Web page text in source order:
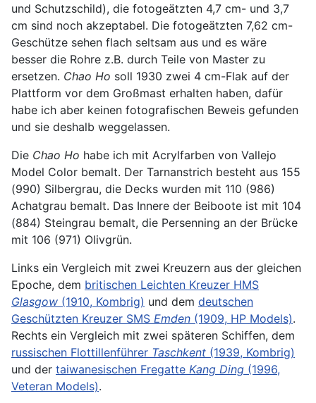
und Schutzschild), die fotogeätzten 4,7 cm- und 3,7
cm sind noch akzeptabel. Die fotogeätzten 7,62 cm-
Geschütze sehen flach seltsam aus und es wäre
besser die Rohre z.B. durch Teile von Master zu
ersetzen. Chao Ho soll 1930 zwei 4 cm-Flak auf der
Plattform vor dem Großmast erhalten haben, dafür
habe ich aber keinen fotografischen Beweis gefunden
und sie deshalb weggelassen.
Die Chao Ho habe ich mit Acrylfarben von Vallejo
Model Color bemalt. Der Tarnanstrich besteht aus 155
(990) Silbergrau, die Decks wurden mit 110 (986)
Achatgrau bemalt. Das Innere der Beiboote ist mit 104
(884) Steingrau bemalt, die Persenning an der Brücke
mit 106 (971) Olivgrün.
Links ein Vergleich mit zwei Kreuzern aus der gleichen
Epoche, dem britischen Leichten Kreuzer HMS
Glasgow (1910, Kombrig) und dem deutschen
Geschützten Kreuzer SMS Emden (1909, HP Models).
Rechts ein Vergleich mit zwei späteren Schiffen, dem
russischen Flottillenführer Taschkent (1939, Kombrig)
und der taiwanesischen Fregatte Kang Ding (1996,
Veteran Models).